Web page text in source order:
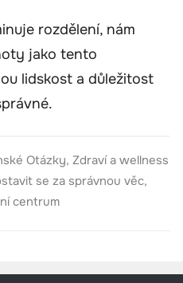
rozdělení, nám
jako tento
lidskost a důležitost
Otázky, Zdraví a wellness
se za správnou věc,
centrum